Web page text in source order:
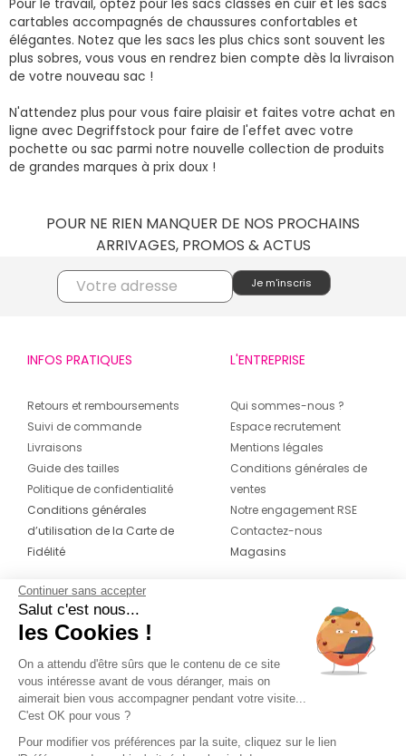
Pour le travail, optez pour les sacs classes en cuir et les sacs
cartables accompagnés de chaussures confortables et
élégantes. Notez que les sacs les plus chics sont souvent les
plus sobres, vous vous en rendrez bien compte dès la livraison
de votre nouveau sac !
N'attendez plus pour vous faire plaisir et faites votre achat en
ligne avec Degriffstock pour faire de l'effet avec votre
pochette ou sac parmi notre nouvelle collection de produits
de grandes marques à prix doux !
POUR NE RIEN MANQUER DE NOS PROCHAINS
ARRIVAGES, PROMOS & ACTUS
INFOS PRATIQUES
Retours et remboursements
Suivi de commande
Livraisons
Guide des tailles
Politique de confidentialité
Conditions générales
d’utilisation de la Carte de
Fidélité
L'ENTREPRISE
Qui sommes-nous ?
Espace recrutement
Mentions légales
Conditions générales de
ventes
Notre engagement RSE
Contactez-nous
Magasins
CONTACT
04 42 20 78 42
Du lundi au jeudi de 8h30 à 16h30 & le
vendredi de 8h30 à 15h30
Continuer sans accepter
Salut c'est nous...
les Cookies !
On a attendu d'être sûrs que le contenu de ce site
vous intéresse avant de vous déranger, mais on
aimerait bien vous accompagner pendant votre visite...
C'est OK pour vous ?
Pour modifier vos préférences par la suite, cliquez sur le lien